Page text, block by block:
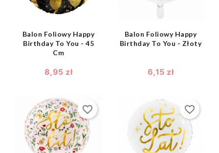
Balon Foliowy Happy
Birthday To You - 45
Cm
8,95 zł
Balon Foliowy Happy
Birthday To You - Złoty
6,15 zł
shopping_bag 
favorite_border
shopping_bag 
favorite_border